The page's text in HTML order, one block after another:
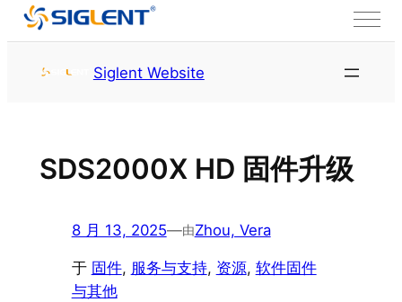
首页 服务与支持
Siglent Website
SDS2000X HD 固件升级
8 月 13, 2025—由Zhou, Vera
于 固件, 服务与支持, 资源, 软件固件
与其他